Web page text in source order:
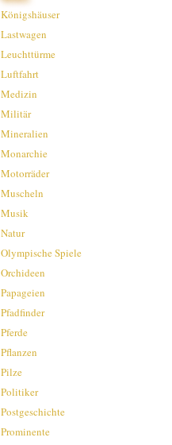
Königshäuser
Lastwagen
Leuchttürme
Luftfahrt
Medizin
Militär
Mineralien
Monarchie
Motorräder
Muscheln
Musik
Natur
Olympische Spiele
Orchideen
Papageien
Pfadfinder
Pferde
Pflanzen
Pilze
Politiker
Postgeschichte
Prominente